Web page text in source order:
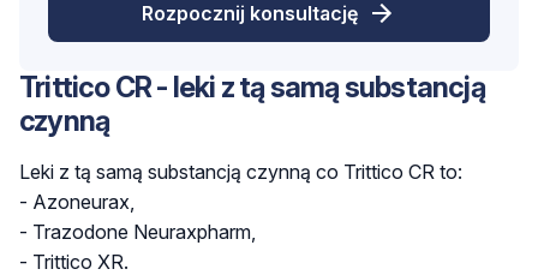
Rozpocznij konsultację
Trittico CR - leki z tą samą substancją
czynną
Leki z tą samą substancją czynną co Trittico CR to:
- Azoneurax,
- Trazodone Neuraxpharm,
- Trittico XR.